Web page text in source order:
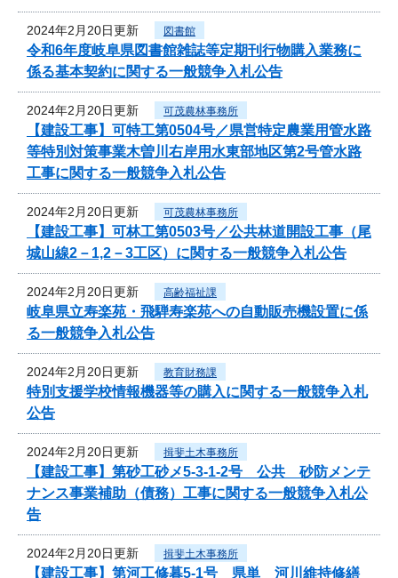
2024年2月20日更新 図書館
令和6年度岐阜県図書館雑誌等定期刊行物購入業務に
係る基本契約に関する一般競争入札公告
2024年2月20日更新 可茂農林事務所
【建設工事】可特工第0504号／県営特定農業用管水路
等特別対策事業木曽川右岸用水東部地区第2号管水路
工事に関する一般競争入札公告
2024年2月20日更新 可茂農林事務所
【建設工事】可林工第0503号／公共林道開設工事（尾
城山線2－1,2－3工区）に関する一般競争入札公告
2024年2月20日更新 高齢福祉課
岐阜県立寿楽苑・飛騨寿楽苑への自動販売機設置に係
る一般競争入札公告
2024年2月20日更新 教育財務課
特別支援学校情報機器等の購入に関する一般競争入札
公告
2024年2月20日更新 揖斐土木事務所
【建設工事】第砂工砂メ5-3-1-2号 公共 砂防メンテ
ナンス事業補助（債務）工事に関する一般競争入札公
告
2024年2月20日更新 揖斐土木事務所
【建設工事】第河工修暮5-1号 県単 河川維持修繕